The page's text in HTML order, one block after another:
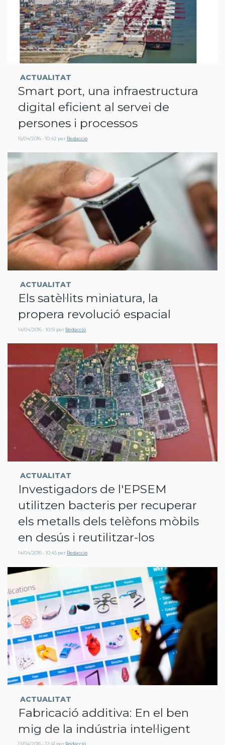
ACTUALITAT
Smart port, una infraestructura
digital eficient al servei de
persones i processos
15/04/2016 - 10:42 per Redacció
ACTUALITAT
Els satèl·lits miniatura, la
propera revolució espacial
14/04/2016 - 10:51 per Redacció
ACTUALITAT
Investigadors de l'EPSEM
utilitzen bacteris per recuperar
els metalls dels telèfons mòbils
en desús i reutilitzar-los
14/04/2016 - 10:45 per Redacció
ACTUALITAT
Fabricació additiva: En el ben
mig de la indústria intel·ligent
13/04/2016 - 12:41 per Redacció